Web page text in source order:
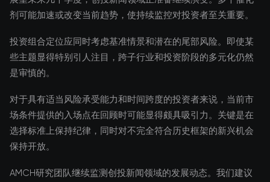
剂可能加速或改变当前趋势，使持续监控对投资者至关重要。
投资组合定位应同时考虑基准情景和潜在的尾部风险。即使某
些主题显得特别引人注目，跨子行业和投资阶段的多元化仍然
是审慎的。
对于具有适当风险承受能力和时间跨度的投资者来说，当前市
场条件提供的入场点在回顾时可能显得颇具吸引力。关键是在
选择标准上保持纪律，同时对不完全符合历史框架的新兴机会
保持开放。
AMCH研究团队继续监测创投新闻领域的发展动态。我们建议